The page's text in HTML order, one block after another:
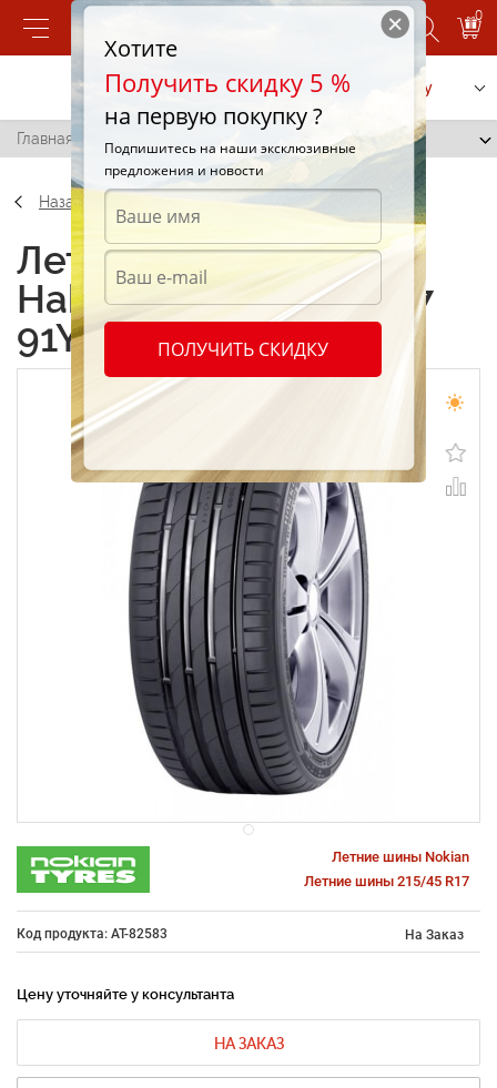
0
Позвонить Заказать услугу
Главная / Nokian Hakka Z G2 215/45 R17 91Y
Назад
Летние шины Nokian
Hakka Z G2 215/45 R17
91Y
Летние шины Nokian
Летние шины 215/45 R17
Код продукта: AT-82583 На Заказ
Цену уточняйте у консультанта
НА ЗАКАЗ
Хотите
Получить скидку 5 %
на первую покупку ?
Подпишитесь на наши эксклюзивные
предложения и новости
ПОЛУЧИТЬ СКИДКУ